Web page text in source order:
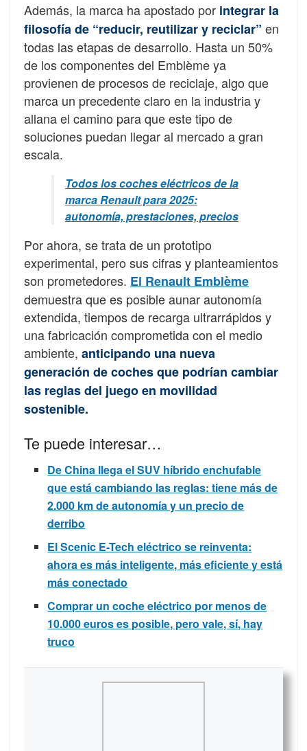
Además, la marca ha apostado por integrar la
filosofía de “reducir, reutilizar y reciclar” en
todas las etapas de desarrollo. Hasta un 50%
de los componentes del Emblème ya
provienen de procesos de reciclaje, algo que
marca un precedente claro en la industria y
allana el camino para que este tipo de
soluciones puedan llegar al mercado a gran
escala.
Todos los coches eléctricos de la
marca Renault para 2025:
autonomía, prestaciones, precios
Por ahora, se trata de un prototipo
experimental, pero sus cifras y planteamientos
son prometedores. El Renault Emblème
demuestra que es posible aunar autonomía
extendida, tiempos de recarga ultrarrápidos y
una fabricación comprometida con el medio
ambiente, anticipando una nueva
generación de coches que podrían cambiar
las reglas del juego en movilidad
sostenible.
Te puede interesar…
De China llega el SUV híbrido enchufable
que está cambiando las reglas: tiene más de
2.000 km de autonomía y un precio de
derribo
El Scenic E-Tech eléctrico se reinventa:
ahora es más inteligente, más eficiente y está
más conectado
Comprar un coche eléctrico por menos de
10.000 euros es posible, pero vale, sí, hay
truco